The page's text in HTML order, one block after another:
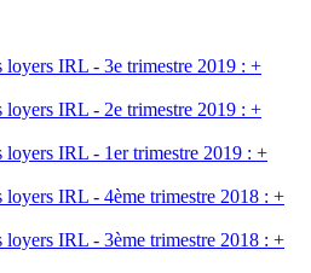
loyers IRL - 3e trimestre 2019 : +
loyers IRL - 2e trimestre 2019 : +
loyers IRL - 1er trimestre 2019 : +
loyers IRL - 4ème trimestre 2018 : +
loyers IRL - 3ème trimestre 2018 : +